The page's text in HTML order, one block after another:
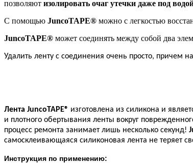
позволяют изолировать очаг утечки даже под
С помощью JuncoTAPE® можно с легкостью
JuncoTAPE® может соединять между собой два
Удалить ленту с соединения очень просто, причем
Лента JuncoTAPE® изготовлена из силикона и
и плотного обертывания ленты вокруг
процесс ремонта занимает лишь несколько секунд!
самосклеивающаяся силиконовая лента не теряет
Инструкция по применению: